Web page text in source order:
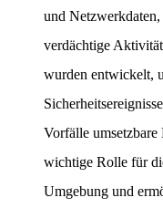
und
verdächtige
wurden entwickelt,
Vorfälle umsetzbare
wichtige Rolle für
Umgebung und